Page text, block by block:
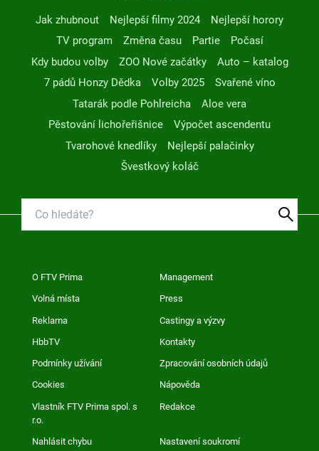
Jak zhubnout Nejlepší filmy 2024
Nejlepší horory
TV program
Změna času Partie
Počasí
Kdy budou volby
ZOO Nové začátky
Auto – katalog
7 pádů Honzy Dědka
Volby 2025
Svařené víno
Tatarák podle Pohlreicha
Aloe vera
Pěstování lichořeřišnice
Výpočet ascendentu
Tvarohové knedlíky
Nejlepší palačinky
Švestkový koláč
O FTV Prima Management
Volná místa Press
Reklama Castingy a výzvy
HbbTV Kontakty
Podmínky užívání Zpracování osobních údajů
Cookies Nápověda
Vlastník FTV Prima spol. s
r.o.
Redakce
Nahlásit chybu Nastavení soukromí